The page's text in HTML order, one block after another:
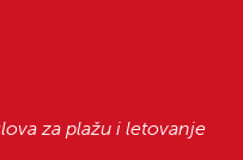
za plažu i letovanje